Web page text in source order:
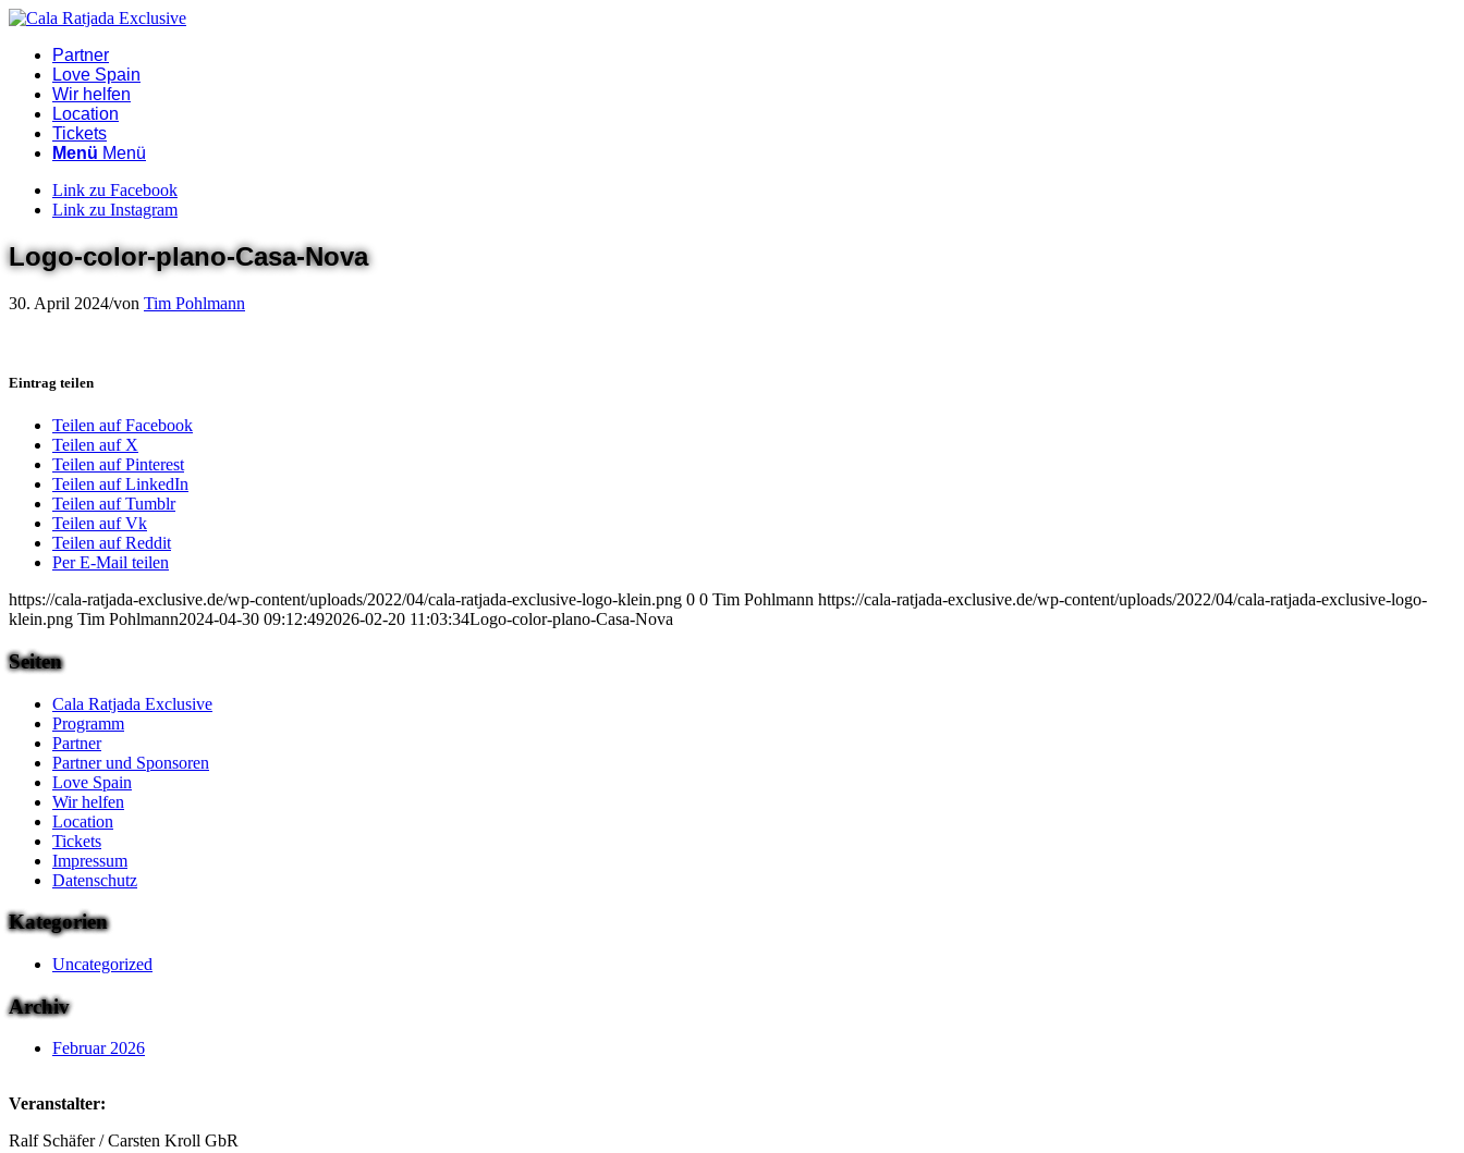
Partner
Love Spain
Wir helfen
Location
Tickets
Menü Menü
Link zu Facebook
Link zu Instagram
Logo-color-plano-Casa-Nova
30. April 2024/von Tim Pohlmann
Eintrag teilen
Teilen auf Facebook
Teilen auf X
Teilen auf Pinterest
Teilen auf LinkedIn
Teilen auf Tumblr
Teilen auf Vk
Teilen auf Reddit
Per E-Mail teilen
https://cala-ratjada-exclusive.de/wp-content/uploads/2022/04/cala-ratjada-exclusive-logo-klein.png 0 0 Tim Pohlmann https://cala-ratjada-exclusive.de/wp-content/uploads/2022/04/cala-ratjada-exclusive-logo-
klein.png Tim Pohlmann2024-04-30 09:12:492026-02-20 11:03:34Logo-color-plano-Casa-Nova
Seiten
Cala Ratjada Exclusive
Programm
Partner
Partner und Sponsoren
Love Spain
Wir helfen
Location
Tickets
Impressum
Datenschutz
Kategorien
Uncategorized
Archiv
Februar 2026
Veranstalter:
Ralf Schäfer / Carsten Kroll GbR